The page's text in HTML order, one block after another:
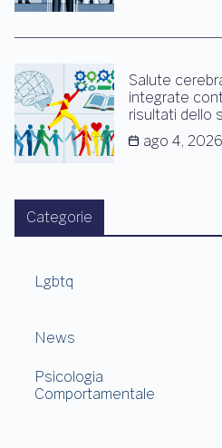
Salute
integrate
risultati dello
ago 4, 2026
Categorie
Lgbtq
News
Psicologia
Comportamentale